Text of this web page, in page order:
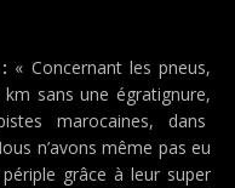
« Concernant les pneus,
sans une égratignure,
marocaines, dans
n’avons même pas eu
grâce à leur super